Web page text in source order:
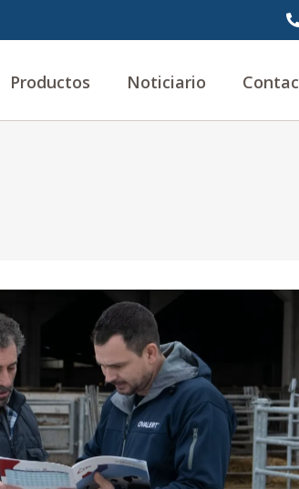
Productos Noticiario